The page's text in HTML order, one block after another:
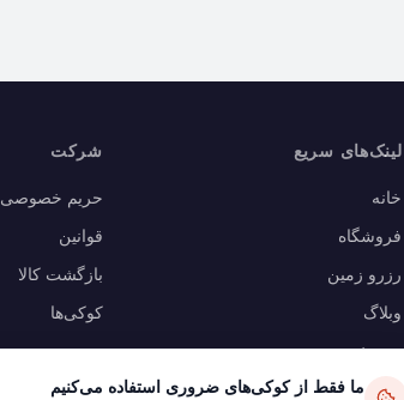
لینک‌های سریع
خانه
فروشگاه
رزرو زمین
وبلاگ
سبد خرید
حساب من
شرکت
حریم خصوصی
قوانین
بازگشت کالا
کوکی‌ها
ما فقط از کوکی‌های ضروری استفاده می‌کنیم